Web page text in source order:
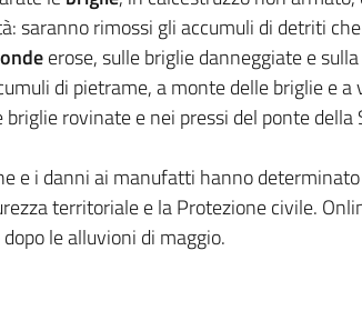
saranno rimossi gli accumuli di detriti
erose, sulle briglie danneggiate e
di pietrame, a monte delle briglie e
briglie rovinate e nei pressi del ponte
e i danni ai manufatti hanno
territoriale e la Protezione civile.
le alluvioni di maggio.